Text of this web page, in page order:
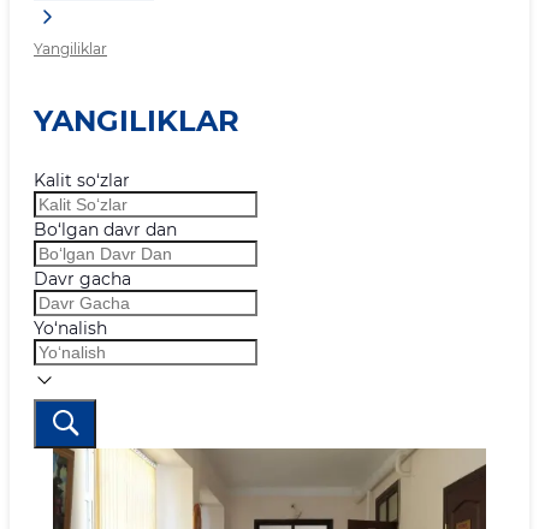
Yangiliklar
YANGILIKLAR
Kalit so‘zlar
Bo‘lgan davr dan
Davr gacha
Yo‘nalish